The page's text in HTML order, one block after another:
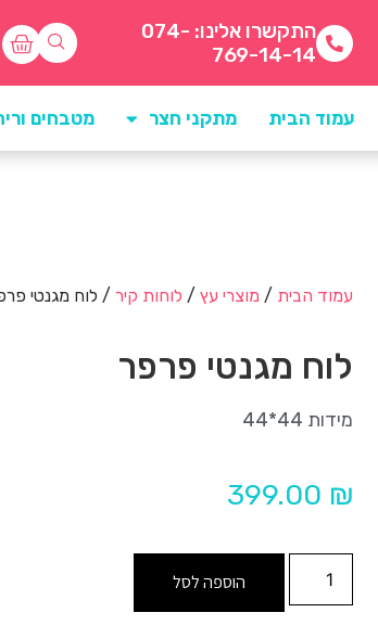
התקשרו אלינו: 074-
769-14-14
עמוד הבית מתקני חצר מטבחים
עמוד הבית / מוצרי עץ / לוחות קיר / לוח מגנטי
לוח מגנטי פרפר
מידות 44*44
399.00 ₪
הוספה לסל